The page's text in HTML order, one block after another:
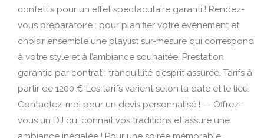
confettis pour un effet spectaculaire garanti ! Rendez-
vous préparatoire : pour planifier votre événement et
choisir ensemble une playlist sur-mesure qui correspond
à votre style et à l’ambiance souhaitée. Prestation
garantie par contrat : tranquillité d’esprit assurée. Tarifs à
partir de 1200 € Les tarifs varient selon la date et le lieu.
Contactez-moi pour un devis personnalisé ! — Offrez-
vous un DJ qui connaît vos traditions et assure une